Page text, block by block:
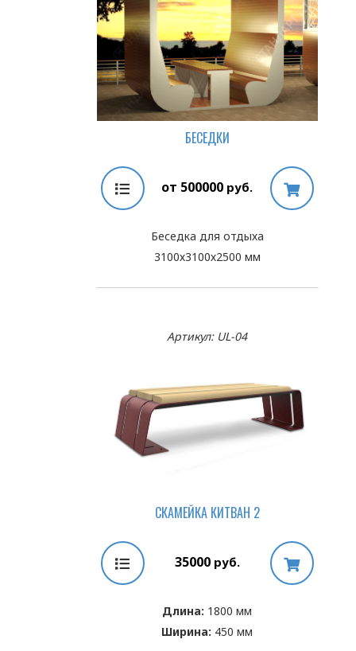
БЕСЕДКИ
от 500000 руб.
Беседка для отдыха
3100х3100х2500 мм
Артикул: UL-04
СКАМЕЙКА КИТВАН 2
35000руб.
Длина: 1800 мм
Ширина: 450 мм